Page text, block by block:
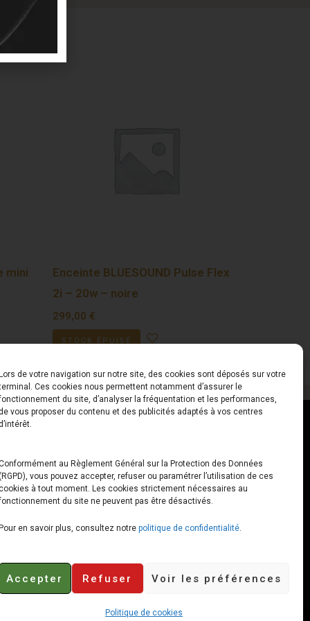
de votre navigation sur notre site, des cookies sont déposés sur votre
Ces cookies nous permettent notamment d’assurer le
du site, d’analyser la fréquentation et les performances,
vous proposer du contenu et des publicités adaptés à vos centres
au Règlement Général sur la Protection des Données
vous pouvez accepter, refuser ou paramétrer l’utilisation de ces
à tout moment. Les cookies strictement nécessaires au
du site ne peuvent pas être désactivés.
en savoir plus, consultez notre politique de confidentialité.
Accepter Refuser Voir les préférences
Politique de cookies
mini
Enceinte BLUESOUND Pulse Flex
2i – 20w – noire
299,00 €
STOCK ÉPUISÉ
loops.fr
Du Lundi au Vendredi
10h00 – 12h30 // 14h00 –
19h00
Le Samedi
18h00